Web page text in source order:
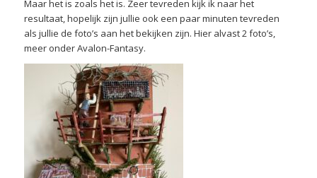
Maar het is zoals het is. Zeer tevreden kijk ik naar het
resultaat, hopelijk zijn jullie ook een paar minuten tevreden
als jullie de foto’s aan het bekijken zijn. Hier alvast 2 foto’s,
meer onder Avalon-Fantasy.